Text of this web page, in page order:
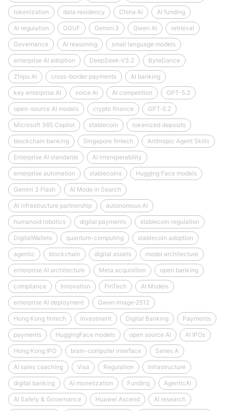
tokenization data residency China AI AI funding
AI regulation GGUF Gemini 3 Qwen AI retrieval
Governance AI reasoning small language models
enterprise AI adoption DeepSeek‑V3.2 ByteDance
Zhipu AI cross-border payments AI banking
key enterprise AI voice AI AI competition GPT-5.2
open-source AI models crypto finance GPT‑5.2
Microsoft 365 Copilot stablecoin tokenized deposits
blockchain banking Singapore fintech Anthropic Agent Skills
Enterprise AI standards AI interoperability
enterprise automation stablecoins Hugging Face models
Gemini 3 Flash AI Mode in Search
AI infrastructure partnership autonomous AI
humanoid robotics digital payments stablecoin regulation
DigitalWallets quantum-computing stablecoin adoption
agentic blockchain digital assets model architecture
enterprise AI architecture Meta acquisition open banking
compliance Innovation FinTech AI Models
enterprise AI deployment Qwen‑Image‑2512
Hong Kong fintech Investment Digital Banking Payments
payments HuggingFace models open source AI AI IPOs
Hong Kong IPO brain-computer interface Series A
AI sales coaching Visa Regulation infrastructure
digital banking AI monetization Funding AgenticAI
AI Safety & Governance Huawei Ascend AI research